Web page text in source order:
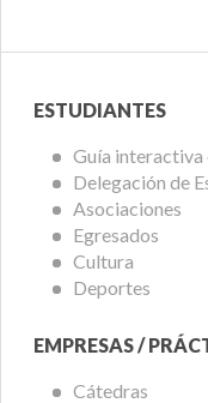
Menú
Alumnos
ESTUDIANTES
Guía interactiva
Delegación de
Asociaciones
Egresados
Cultura
Deportes
EMPRESAS /
Cátedras